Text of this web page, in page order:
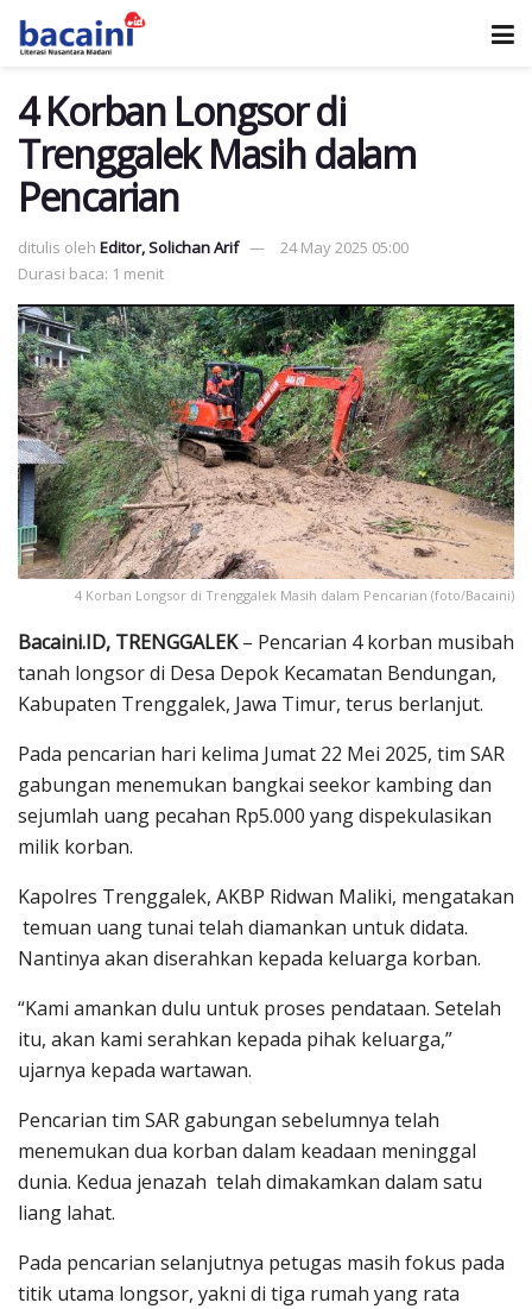
4 Korban Longsor di
Trenggalek Masih dalam
Pencarian
ditulis oleh Editor, Solichan Arif
24 May 2025 05:00
Durasi baca: 1 menit
4 Korban Longsor di Trenggalek Masih dalam Pencarian (foto/Bacaini)
Bacaini.ID, TRENGGALEK– Pencarian 4 korban musibah
tanah longsor di Desa Depok Kecamatan Bendungan,
Kabupaten Trenggalek, Jawa Timur, terus berlanjut.
Pada pencarian hari kelima Jumat 22 Mei 2025, tim SAR
gabungan menemukan bangkai seekor kambing dan
sejumlah uang pecahan Rp5.000 yang dispekulasikan
milik korban.
Kapolres Trenggalek, AKBP Ridwan Maliki, mengatakan
temuan uang tunai telah diamankan untuk didata.
Nantinya akan diserahkan kepada keluarga korban.
“Kami amankan dulu untuk proses pendataan. Setelah
itu, akan kami serahkan kepada pihak keluarga,”
ujarnya kepada wartawan.
Pencarian tim SAR gabungan sebelumnya telah
menemukan dua korban dalam keadaan meninggal
dunia. Kedua jenazah telah dimakamkan dalam satu
liang lahat.
Pada pencarian selanjutnya petugas masih fokus pada
titik utama longsor, yakni di tiga rumah yang rata